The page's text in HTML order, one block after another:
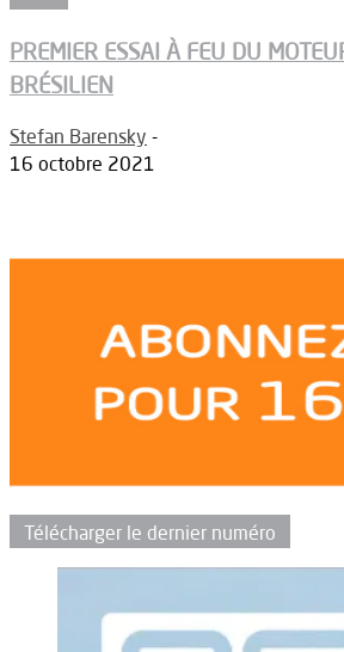
PREMIER ESSAI À FEU DU
BRÉSILIEN
Stefan Barensky -
16 octobre 2021
Télécharger le dernier numéro